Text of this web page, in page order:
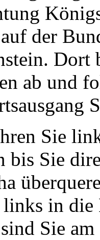
der
ab und
Sie
bis Sie
in die
Sie